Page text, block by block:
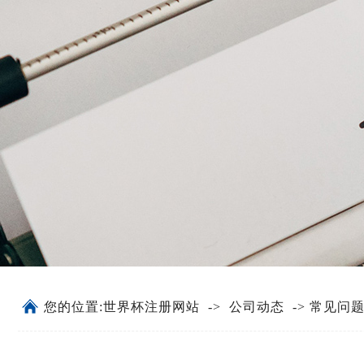
您的位置:世界杯注册网站 -> 公司动态 -> 常见问题